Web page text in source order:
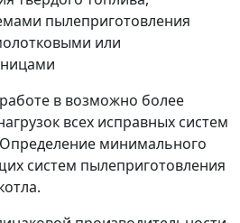
пылеприготовления
или
в возможно более
всех исправных систем
минимального
систем пылеприготовления